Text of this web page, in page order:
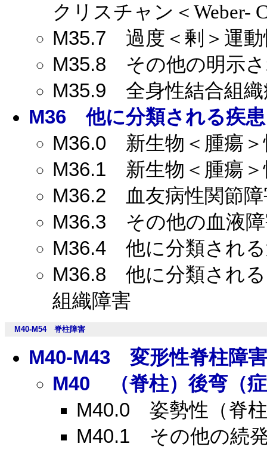
クリスチャン＜Weber-
M35.7 過度＜剰＞運動
M35.8 その他の明示さ
M35.9 全身性結合組織
M36 他に分類される疾
M36.0 新生物＜腫瘍＞
M36.1 新生物＜腫瘍＞
M36.2 血友病性関節障
M36.3 その他の血液
M36.4 他に分類される
M36.8 他に分類される
組織障害
M40-M54脊柱障害
M40-M43 変形性脊柱障害
M40 （脊柱）後弯（
M40.0 姿勢性（脊
M40.1 その他の続